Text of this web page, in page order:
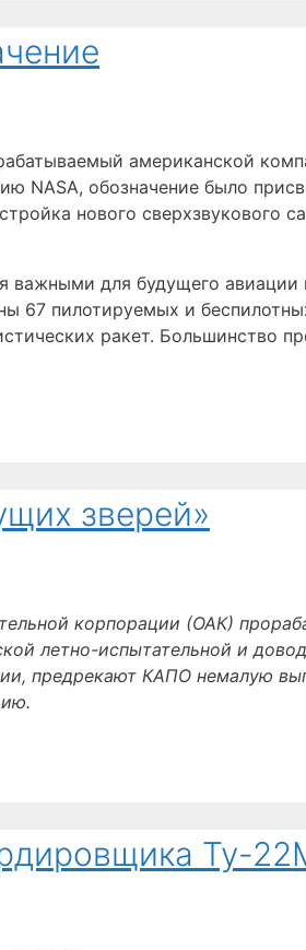
американской
NASA, обозначение было
нового сверхзвукового
для будущего авиации
67 пилотируемых и
ракет. Большинство
зверей»
корпорации (ОАК)
летно-испытательной и
предрекают КАПО немалую
Ту-